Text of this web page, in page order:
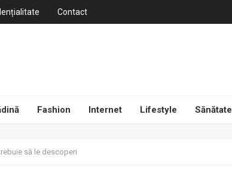
Contact
Fashion Internet Lifestyle Sănătate
să le descoperi